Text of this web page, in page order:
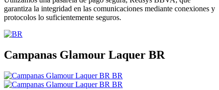
garantiza la integridad en las comunicaciones mediante conexiones y
protocolos lo suficientemente seguros.
Campanas Glamour Laquer BR